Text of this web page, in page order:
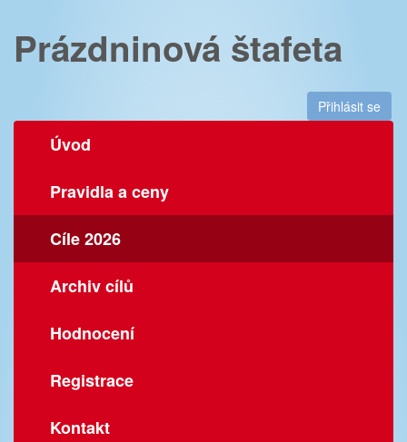
Prázdninová štafeta
Přihlásit se
Úvod
Pravidla a ceny
Cíle 2026
Archiv cílů
Hodnocení
Registrace
Kontakt